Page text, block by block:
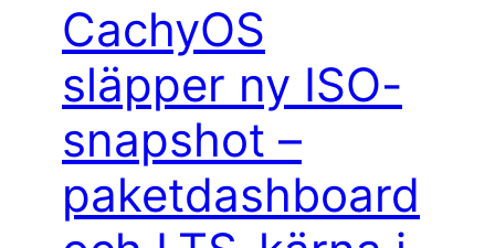
CachyOS
släpper ny ISO-
snapshot –
paketdashboard